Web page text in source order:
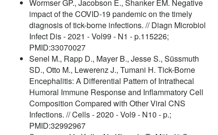
Wormser GP., Jacobson E., Shanker EM. Negative
impact of the COVID-19 pandemic on the timely
diagnosis of tick-borne infections. // Diagn Microbiol
Infect Dis - 2021 - Vol99 - N1 - p.115226;
PMID:33070027
Senel M., Rapp D., Mayer B., Jesse S., Süssmuth
SD., Otto M., Lewerenz J., Tumani H. Tick-Borne
Encephalitis: A Differential Pattern of Intrathecal
Humoral Immune Response and Inflammatory Cell
Composition Compared with Other Viral CNS
Infections. // Cells - 2020 - Vol9 - N10 - p.;
PMID:32992967